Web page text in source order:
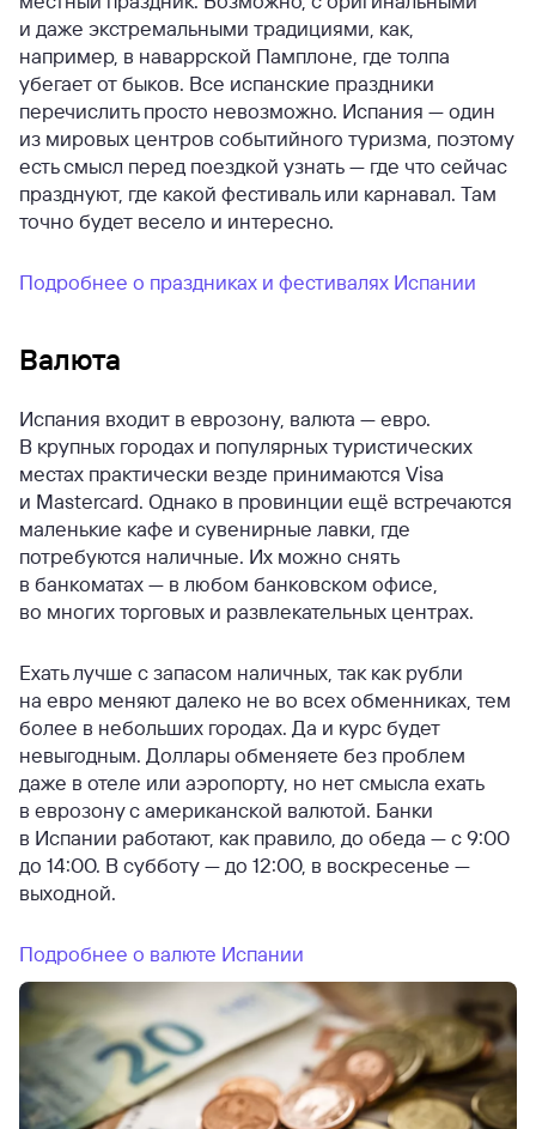
и даже экстремальными традициями, как,
например, в наваррской Памплоне, где толпа
убегает от быков. Все испанские праздники
перечислить просто невозможно. Испания — один
из мировых центров событийного туризма, поэтому
есть смысл перед поездкой узнать — где что сейчас
празднуют, где какой фестиваль или карнавал. Там
точно будет весело и интересно.
Подробнее о праздниках и фестивалях Испании
Валюта
Испания входит в еврозону, валюта — евро.
В крупных городах и популярных туристических
местах практически везде принимаются Visa
и Mastercard. Однако в провинции ещё встречаются
маленькие кафе и сувенирные лавки, где
потребуются наличные. Их можно снять
в банкоматах — в любом банковском офисе,
во многих торговых и развлекательных центрах.
Ехать лучше с запасом наличных, так как рубли
на евро меняют далеко не во всех обменниках, тем
более в небольших городах. Да и курс будет
невыгодным. Доллары обменяете без проблем
даже в отеле или аэропорту, но нет смысла ехать
в еврозону с американской валютой. Банки
в Испании работают, как правило, до обеда — с 9:00
до 14:00. В субботу — до 12:00, в воскресенье —
выходной.
Подробнее о валюте Испании